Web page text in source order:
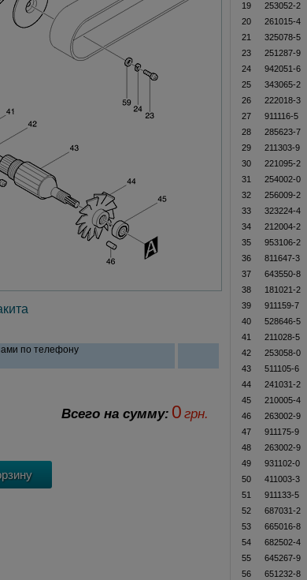
по телефону
Всего на сумму: 0 грн.
19
253052-2
20
261015-4
21
325078-5
23
251287-9
24
942051-6
25
343065-2
26
222018-3
27
911116-5
28
285623-7
29
211303-9
30
221095-2
31
254002-0
32
256009-2
33
323224-4
34
212004-2
35
953106-2
36
811647-3
37
643550-8
38
181021-2
39
911159-7
40
528646-5
41
211028-5
42
253058-0
43
511105-6
44
241031-2
45
210005-4
46
263002-9
47
911175-9
48
263002-9
49
931102-0
50
411003-3
51
911133-5
52
687031-2
53
665016-8
54
682502-4
55
645267-9
56
651232-8